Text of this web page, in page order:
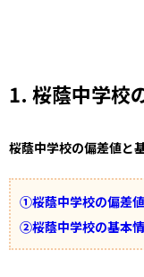
1. 桜蔭中学校
桜蔭中学校の偏差値と
①桜蔭中学校の偏差値
②桜蔭中学校の基本